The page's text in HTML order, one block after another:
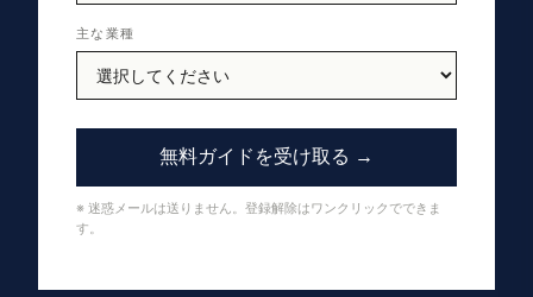
主な業種
無料ガイドを受け取る →
※ 迷惑メールは送りません。登録解除はワンクリックでできま
す。